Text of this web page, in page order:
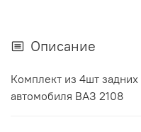
Описание
Комплект из 4шт
автомобиля ВАЗ 2108